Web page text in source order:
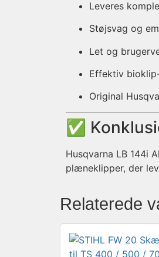
Leveres
Støjsvag og
Let og
Effektiv
Original
✅
Husqvarna LB 144i
plæneklipper, der
Relaterede